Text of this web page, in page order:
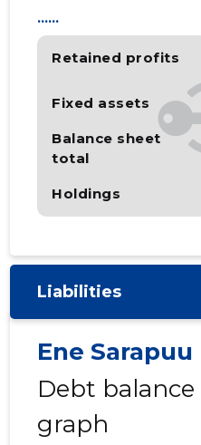
Retained profits
Fixed assets
Balance sheet
total
Holdings
......
Liabilities
Ene Sarapuu
Debt
graph